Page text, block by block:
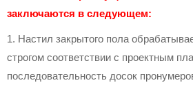
заключаются в следующем:
1. Настил закрытого пола
строгом соответствии с проектным
последовательность досок